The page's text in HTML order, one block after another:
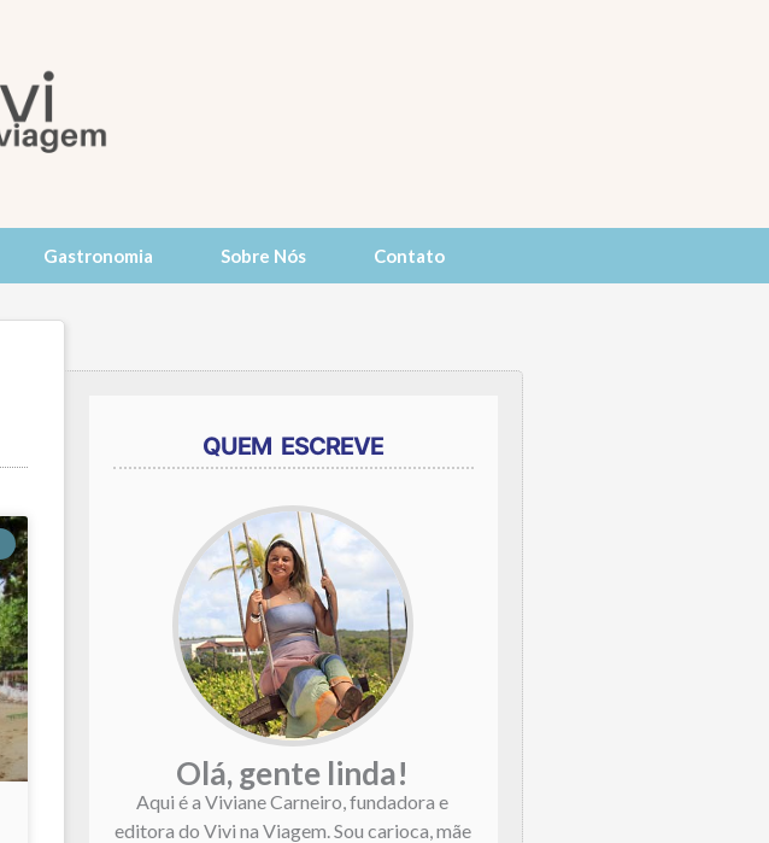
Gastronomia Sobre Nós Contato
QUEM ESCREVE
Olá, gente linda!
Aqui é a Viviane Carneiro, fundadora e
editora do Vivi na Viagem. Sou carioca, mãe